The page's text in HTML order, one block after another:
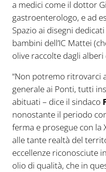
a medici come il dottor
gastroenterologo, e ad
Spazio ai disegni
bambini dell’IC Mattei
olive raccolte dagli
“Non potremo ritrovarci
generale ai Ponti, tutti
abituati – dice il sindaco
nonostante il periodo
ferma e prosegue con la
alle tante realtà del
eccellenze riconosciute
olio di qualità, che in